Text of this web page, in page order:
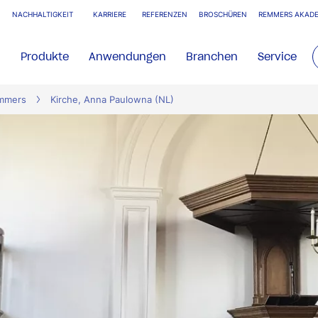
NACHHALTIGKEIT KARRIERE REFERENZEN BROSCHÜREN REMMERS
Produkte Anwendungen Branchen Service
Kirche, Anna Paulowna (NL)